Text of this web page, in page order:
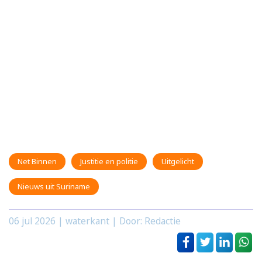
Net Binnen Justitie en politie Uitgelicht
Nieuws uit Suriname
06 jul 2026 | waterkant | Door: Redactie